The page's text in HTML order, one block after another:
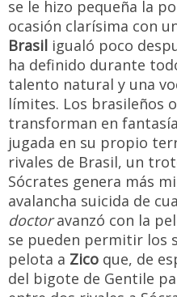
se le hizo pequeña la
ocasión clarísima con
Brasil igualó poco
ha definido durante
talento natural y una
límites. Los brasileños
transforman en
jugada en su propio
rivales de Brasil, un
Sócrates genera más
avalancha suicida de
doctoravanzó con la
se pueden permitir los
pelota a Zico que, de
del bigote de Gentile